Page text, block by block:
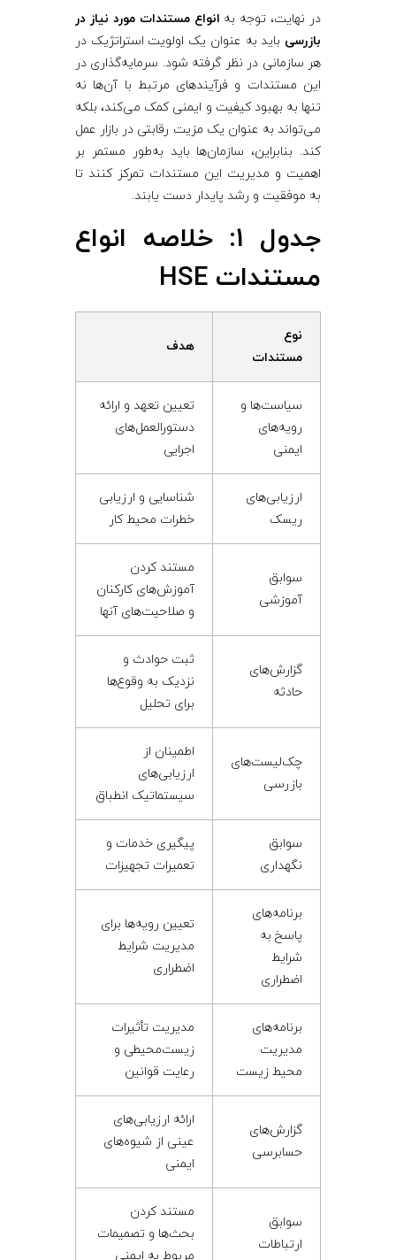
در نهایت، توجه به انواع مستندات مورد نیاز در
بازرسی باید به عنوان یک اولویت استراتژیک در
هر سازمانی در نظر گرفته شود. سرمایه‌گذاری در
این مستندات و فرآیندهای مرتبط با آن‌ها نه
تنها به بهبود کیفیت و ایمنی کمک می‌کند، بلکه
می‌تواند به عنوان یک مزیت رقابتی در بازار عمل
کند. بنابراین، سازمان‌ها باید به‌طور مستمر بر
اهمیت و مدیریت این مستندات تمرکز کنند تا
به موفقیت و رشد پایدار دست یابند.
جدول 1: خلاصه انواع
مستندات HSE
نوع
مستندات
هدف
سیاست‌ها و
رویه‌های
ایمنی
تعیین تعهد و ارائه
دستورالعمل‌های
اجرایی
ارزیابی‌های
ریسک
شناسایی و ارزیابی
خطرات محیط کار
سوابق
آموزشی
مستند کردن
آموزش‌های کارکنان
و صلاحیت‌های آنها
گزارش‌های
حادثه
ثبت حوادث و
نزدیک به وقوع‌ها
برای تحلیل
چک‌لیست‌های
بازرسی
اطمینان از
ارزیابی‌های
سیستماتیک انطباق
سوابق
نگهداری
پیگیری خدمات و
تعمیرات تجهیزات
برنامه‌های
پاسخ به
شرایط
اضطراری
تعیین رویه‌ها برای
مدیریت شرایط
اضطراری
برنامه‌های
مدیریت
محیط زیست
مدیریت تأثیرات
زیست‌محیطی و
رعایت قوانین
گزارش‌های
حسابرسی
ارائه ارزیابی‌های
عینی از شیوه‌های
ایمنی
سوابق
ارتباطات
مستند کردن
بحث‌ها و تصمیمات
مربوط به ایمنی